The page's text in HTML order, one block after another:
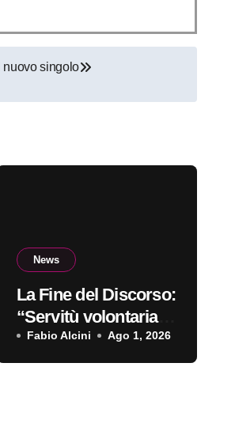
nuovo singolo
News
La Fine del Discorso:
“Servitù volontaria”
è il primo singolo
Fabio Alcini Ago 1, 2026